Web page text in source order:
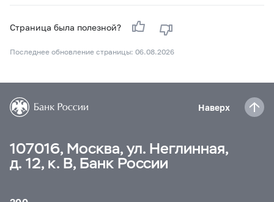
Страница была полезной?
Последнее обновление страницы: 06.08.2026
Наверх
107016, Москва, ул. Неглинная,
д. 12, к. В, Банк России